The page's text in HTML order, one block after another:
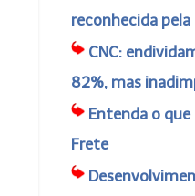
reconhecida pela
CNC:
82%, mas
Entenda o
Frete